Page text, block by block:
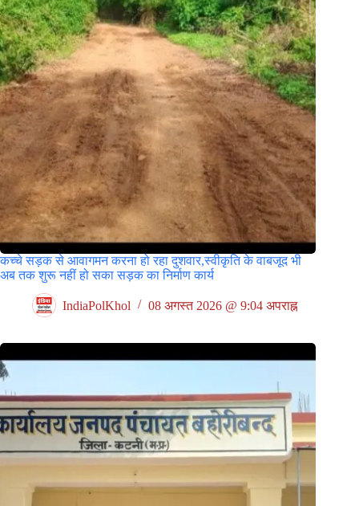
कच्चे सड़क से आवागमन करना हो रहा दुशवार,स्वीकृति के वाबजूद भी
अब तक शुरू नहीं हो सका सड़क का निर्माण कार्य
IndiaPolKhol 08 अगस्त 2026 @ 9:04 अपराह्न